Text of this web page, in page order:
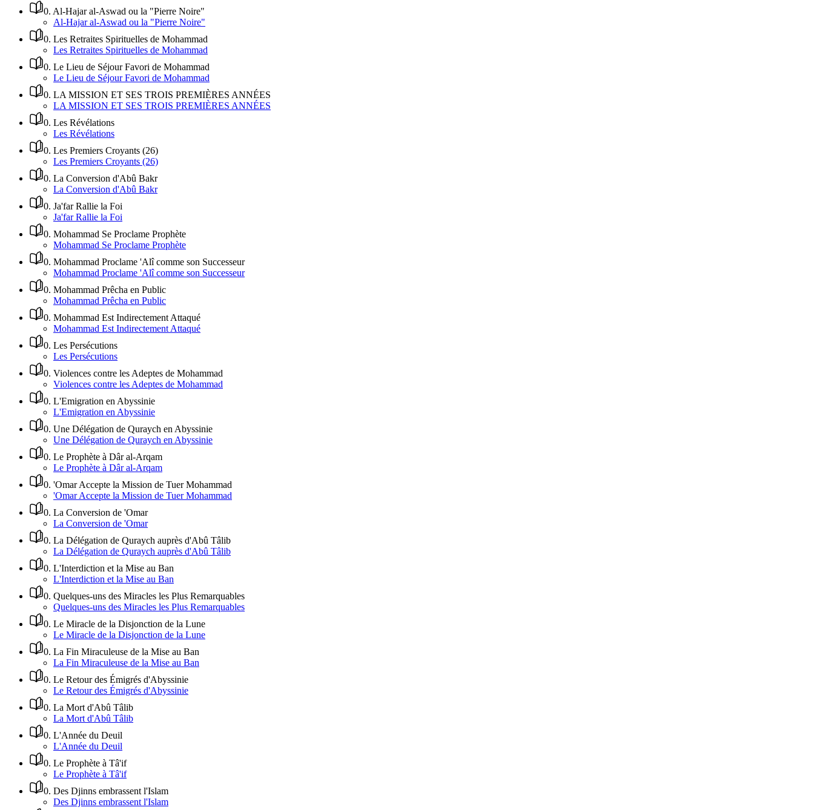
0. Al-Hajar al-Aswad ou la "Pierre Noire"
Al-Hajar al-Aswad ou la "Pierre Noire"
0. Les Retraites Spirituelles de Mohammad
Les Retraites Spirituelles de Mohammad
0. Le Lieu de Séjour Favori de Mohammad
Le Lieu de Séjour Favori de Mohammad
0. LA MISSION ET SES TROIS PREMIÈRES ANNÉES
LA MISSION ET SES TROIS PREMIÈRES ANNÉES
0. Les Révélations
Les Révélations
0. Les Premiers Croyants (26)
Les Premiers Croyants (26)
0. La Conversion d'Abû Bakr
La Conversion d'Abû Bakr
0. Ja'far Rallie la Foi
Ja'far Rallie la Foi
0. Mohammad Se Proclame Prophète
Mohammad Se Proclame Prophète
0. Mohammad Proclame 'Alî comme son Successeur
Mohammad Proclame 'Alî comme son Successeur
0. Mohammad Prêcha en Public
Mohammad Prêcha en Public
0. Mohammad Est Indirectement Attaqué
Mohammad Est Indirectement Attaqué
0. Les Persécutions
Les Persécutions
0. Violences contre les Adeptes de Mohammad
Violences contre les Adeptes de Mohammad
0. L'Emigration en Abyssinie
L'Emigration en Abyssinie
0. Une Délégation de Quraych en Abyssinie
Une Délégation de Quraych en Abyssinie
0. Le Prophète à Dâr al-Arqam
Le Prophète à Dâr al-Arqam
0. 'Omar Accepte la Mission de Tuer Mohammad
'Omar Accepte la Mission de Tuer Mohammad
0. La Conversion de 'Omar
La Conversion de 'Omar
0. La Délégation de Quraych auprès d'Abû Tâlib
La Délégation de Quraych auprès d'Abû Tâlib
0. L'Interdiction et la Mise au Ban
L'Interdiction et la Mise au Ban
0. Quelques-uns des Miracles les Plus Remarquables
Quelques-uns des Miracles les Plus Remarquables
0. Le Miracle de la Disjonction de la Lune
Le Miracle de la Disjonction de la Lune
0. La Fin Miraculeuse de la Mise au Ban
La Fin Miraculeuse de la Mise au Ban
0. Le Retour des Émigrés d'Abyssinie
Le Retour des Émigrés d'Abyssinie
0. La Mort d'Abû Tâlib
La Mort d'Abû Tâlib
0. L'Année du Deuil
L'Année du Deuil
0. Le Prophète à Tâ'if
Le Prophète à Tâ'if
0. Des Djinns embrassent l'Islam
Des Djinns embrassent l'Islam